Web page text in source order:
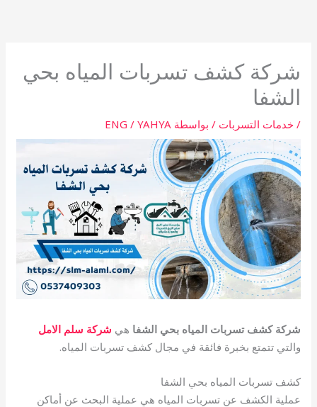
شركة كشف تسربات المياه بحي
الشفا
/خدمات التسربات / بواسطة ENG / YAHYA
شركة كشف تسربات المياه بحي الشفا هي شركة سلم الامل
والتي تتمتع بخبرة فائقة في مجال كشف تسربات المياه.
كشف تسربات المياه بحي الشفا
عملية الكشف عن تسربات المياه هي عملية البحث عن أماكن